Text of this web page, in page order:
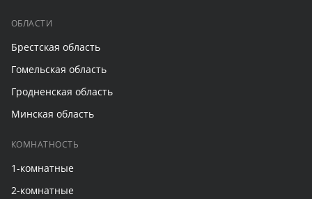
ОБЛАСТИ
Брестская область
Гомельская область
Гродненская область
Минская область
КОМНАТНОСТЬ
1-комнатные
2-комнатные